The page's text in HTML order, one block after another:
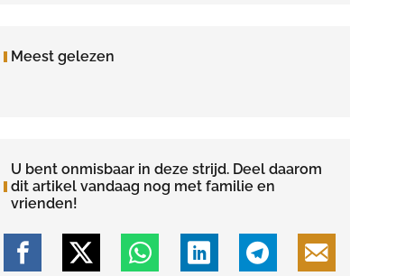
Meest gelezen
U bent onmisbaar in deze strijd. Deel daarom
dit artikel vandaag nog met familie en
vrienden!